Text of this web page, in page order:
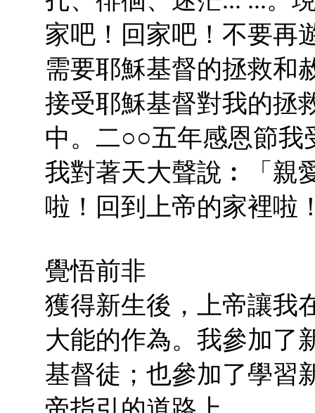
家吧！回家吧！不要再
需要耶穌基督的拯救和
接受耶穌基督對我的拯
中。二○○五年感恩節我
我對著天大聲說︰「親
啦！回到上帝的家裡啦
覺悟前非
獲得新生後，上帝讓我
大能的作為。我參加了
基督徒；也參加了學習